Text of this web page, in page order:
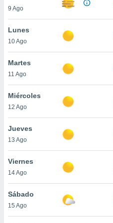
más
nuestra
y
de
disponible
cookies
aceptar
9 Ago
Lunes
10 Ago
Martes
11 Ago
Miércoles
12 Ago
Jueves
13 Ago
Viernes
14 Ago
Sábado
15 Ago